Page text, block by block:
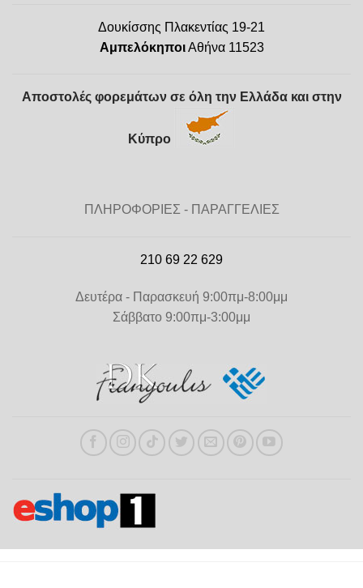
Δουκίσσης Πλακεντίας 19-21
ΑμπελόκηποιΑθήνα 11523
Αποστολές φορεμάτων σε όλη την Ελλάδα και στην
Κύπρο
ΠΛΗΡΟΦΟΡΙΕΣ - ΠΑΡΑΓΓΕΛΙΕΣ
210 69 22 629
Δευτέρα - Παρασκευή 9:00πμ-8:00μμ
Σάββατο 9:00πμ-3:00μμ